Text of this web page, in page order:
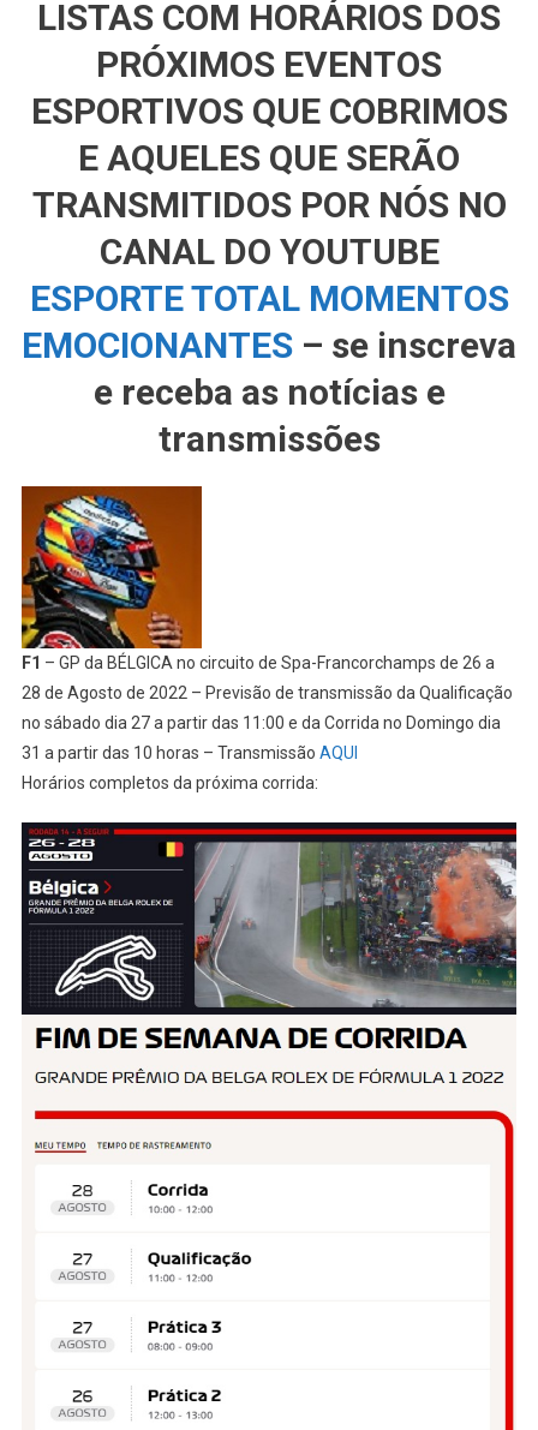
LISTAS COM HORÁRIOS DOS
PRÓXIMOS EVENTOS
ESPORTIVOS QUE COBRIMOS
E AQUELES QUE SERÃO
TRANSMITIDOS POR NÓS NO
CANAL DO YOUTUBE
ESPORTE TOTAL MOMENTOS
EMOCIONANTES – se inscreva
e receba as notícias e
transmissões
F1 – GP da BÉLGICA no circuito de Spa-Francorchamps de 26 a
28 de Agosto de 2022 – Previsão de transmissão da Qualificação
no sábado dia 27 a partir das 11:00 e da Corrida no Domingo dia
31 a partir das 10 horas – Transmissão AQUI
Horários completos da próxima corrida: